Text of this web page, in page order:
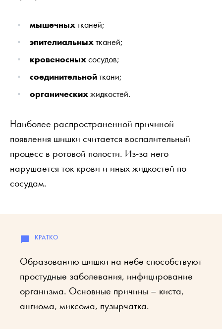
мышечныхтканей;
эпителиальныхтканей;
кровеносныхсосудов;
соединительнойткани;
органическихжидкостей.
Наиболее распространенной причиной
появления шишки считается воспалительный
процесс в ротовой полости. Из-за него
нарушается ток крови и иных жидкостей по
сосудам.
Образованию шишки на небе способствуют
простудные заболевания, инфицирование
организма. Основные причины – киста,
ангиома, миксома, пузырчатка.